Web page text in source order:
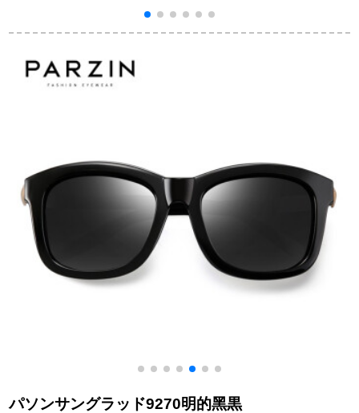
ールの経典ティップ
サーの丸顔の大きな
枠の色の膜のファン
のブラク
ドライバー高精細偏
パソンサングラッド9270明的黑黒